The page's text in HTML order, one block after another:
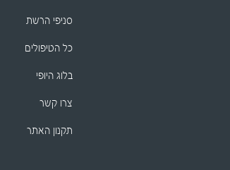
סניפי הרשת
כל הטיפולים
בלוג היופי
צרו קשר
תקנון האתר